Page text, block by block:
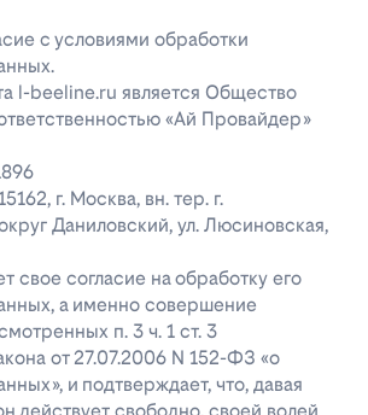
с условиями обработки
l-beeline.ru является Общество
«Ай Провайдер»
г. Москва, вн. тер. г.
Даниловский, ул. Люсиновская,
свое согласие на обработку его
а именно совершение
п. 3 ч. 1 ст. 3
от 27.07.2006 N 152-ФЗ «о
и подтверждает, что, давая